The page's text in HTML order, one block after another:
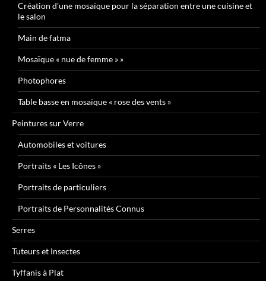
Création d’une mosaïque pour la séparation entre une cuisine et
le salon
Main de fatma
Mosaïque « nue de femme » »
Photophores
Table basse en mosaïque « rose des vents »
Peintures sur Verre
Automobiles et voitures
Portraits « Les Icônes »
Portraits de particuliers
Portraits de Personnalités Connus
Serres
Tuteurs et Insectes
Tyffanis à Plat